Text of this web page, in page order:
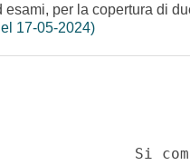
per la copertura di
17-05-2024)